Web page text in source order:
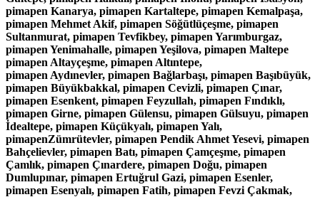
pimapen Kanarya, pimapen Kartaltepe, pimapen Kemalpaşa,
pimapen Mehmet Akif, pimapen Söğütlüçeşme, pimapen
Sultanmurat, pimapen Tevfikbey, pimapen Yarımburgaz,
pimapen Yenimahalle, pimapen Yeşilova, pimapen Maltepe
pimapen Altayçeşme, pimapen Altıntepe,
pimapen Aydınevler, pimapen Bağlarbaşı, pimapen Başıbüyük,
pimapen Büyükbakkal, pimapen Cevizli, pimapen Çınar,
pimapen Esenkent, pimapen Feyzullah, pimapen Fındıklı,
pimapen Girne, pimapen Gülensu, pimapen Gülsuyu, pimapen
İdealtepe, pimapen Küçükyalı, pimapen Yalı,
pimapenZümrütevler, pimapen Pendik Ahmet Yesevi, pimapen
Bahçelievler, pimapen Batı, pimapen Çamçeşme, pimapen
Çamlık, pimapen Çınardere, pimapen Doğu, pimapen
Dumlupınar, pimapen Ertuğrul Gazi, pimapen Esenler,
pimapen Esenyalı, pimapen Fatih, pimapen Fevzi Çakmak,